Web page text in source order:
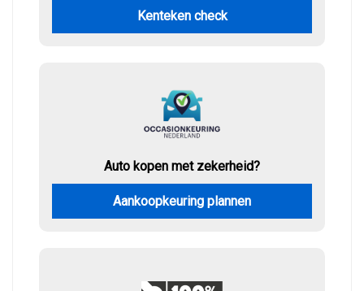
Kenteken check
Auto kopen met zekerheid?
Aankoopkeuring plannen